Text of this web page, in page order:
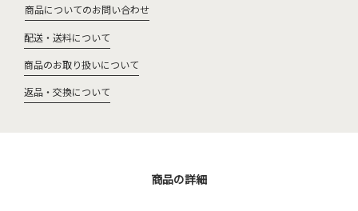
商品についてのお問い合わせ
配送・送料について
商品のお取り扱いについて
返品・交換について
商品の詳細